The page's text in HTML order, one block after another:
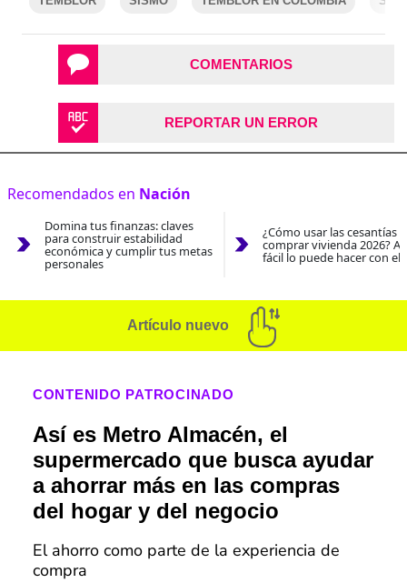
COMENTARIOS
REPORTAR UN ERROR
Recomendados en Nación
Domina tus finanzas: claves
para construir estabilidad
económica y cumplir tus metas
personales
¿Cómo usar las cesantías
comprar vivienda 2026?
fácil lo puede hacer con el
Artículo nuevo
CONTENIDO PATROCINADO
Así es Metro Almacén, el
supermercado que busca ayudar
a ahorrar más en las compras
del hogar y del negocio
El ahorro como parte de la experiencia de
compra